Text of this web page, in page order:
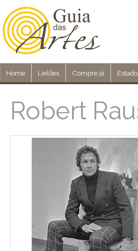
Home Leilões Compre já
Robert